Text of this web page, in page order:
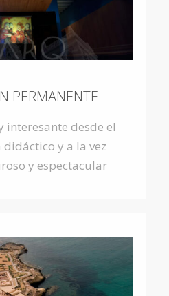
PERMANENTE
interesante desde el
y a la vez
y espectacular